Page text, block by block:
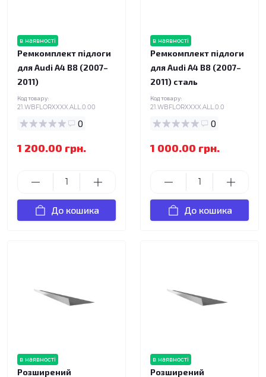
в наявності
Ремкомплект підлоги
для Audi A4 B8 (2007–
2011)
Код товару:
21.WBFLORXXXX.ALL.0.00
0
1 200.00 грн.
До кошика
в наявності
Ремкомплект підлоги
для Audi A4 B8 (2007–
2011) сталь
Код товару:
21.WBFLORXXXX.ALL.0.0
0
1 000.00 грн.
До кошика
в наявності
Розширений
в наявності
Розширений